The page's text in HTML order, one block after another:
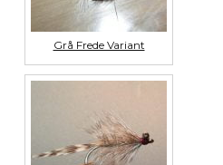
Grå Frede Variant